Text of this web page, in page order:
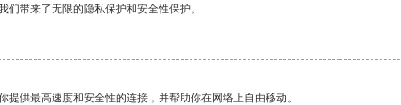
们带来了无限的隐私保护和安全性保护。
提供最高速度和安全性的连接，并帮助你在网络上自由移动。